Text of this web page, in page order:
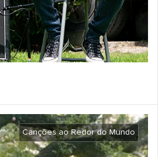
Canções ao Redor do Mundo